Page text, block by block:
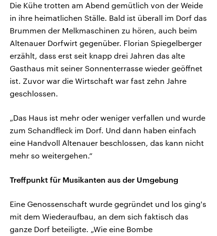
Die Kühe trotten am Abend gemütlich von der Weide
in ihre heimatlichen Ställe. Bald ist überall im Dorf das
Brummen der Melkmaschinen zu hören, auch beim
Altenauer Dorfwirt gegenüber. Florian Spiegelberger
erzählt, dass erst seit knapp drei Jahren das alte
Gasthaus mit seiner Sonnenterrasse wieder geöffnet
ist. Zuvor war die Wirtschaft war fast zehn Jahre
geschlossen.
„Das Haus ist mehr oder weniger verfallen und wurde
zum Schandfleck im Dorf. Und dann haben einfach
eine Handvoll Altenauer beschlossen, das kann nicht
mehr so weitergehen.“
Treffpunkt für Musikanten aus der Umgebung
Eine Genossenschaft wurde gegründet und los ging's
mit dem Wiederaufbau, an dem sich faktisch das
ganze Dorf beteiligte. „Wie eine Bombe